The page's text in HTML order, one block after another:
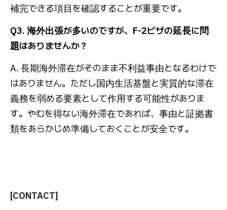
補完できる項目を確認することが重要です。
Q3. 海外出張が多いのですが、F-2ビザの延長に問
題はありませんか？
A. 長期海外滞在がそのまま不利益事由となるわけで
はありません。ただし国内生活基盤と実質的な滞在
義務を弱める要素として作用する可能性がありま
す。やむを得ない海外滞在であれば、事由と証拠書
類をあらかじめ準備しておくことが安全です。
[CONTACT]